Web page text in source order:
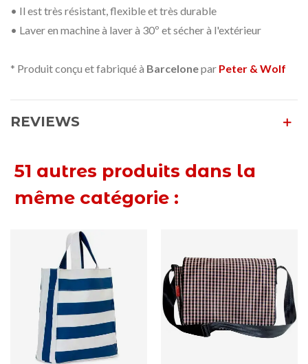
• Il est très résistant, flexible et très durable
• Laver en machine à laver à 30º et sécher à l'extérieur
* Produit conçu et fabriqué à Barcelonepar Peter & Wolf
REVIEWS
51 autres produits dans la
même catégorie :